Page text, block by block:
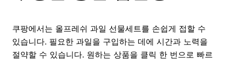
쿠팡에서는 올프레쉬 과일 선물세트를 손쉽게 접할 수
있습니다. 필요한 과일을 구입하는 데에 시간과 노력을
절약할 수 있습니다. 원하는 상품을 클릭 한 번으로 빠르